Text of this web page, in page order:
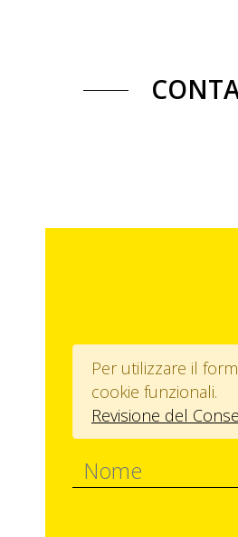
Per utilizzare il
cookie funzionali.
Revisione del